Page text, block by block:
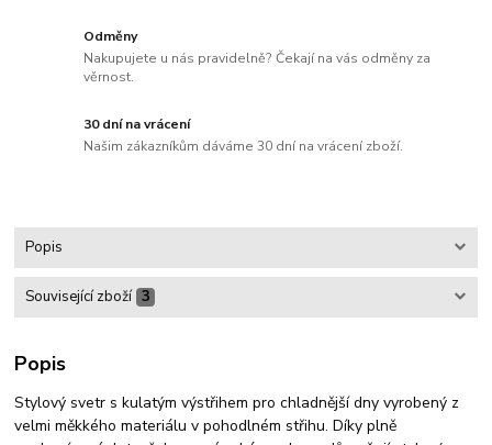
Odměny
Nakupujete u nás pravidelně? Čekají na vás odměny za
věrnost.
30 dní na vrácení
Našim zákazníkům dáváme 30 dní na vrácení zboží.
Popis
Související zboží 3
Popis
Stylový svetr s kulatým výstřihem pro chladnější dny vyrobený z
velmi měkkého materiálu v pohodlném střihu. Díky plně